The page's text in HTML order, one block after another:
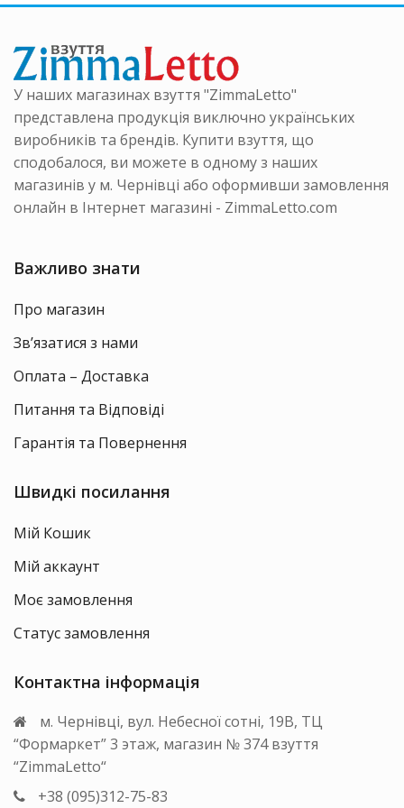
У наших магазинах взуття "ZimmaLetto"
представлена продукція виключно українських
виробників та брендів. Купити взуття, що
сподобалося, ви можете в одному з наших
магазинів у м. Чернівці або оформивши замовлення
онлайн в Інтернет магазині - ZimmaLetto.com
Важливо знати
Про магазин
Зв’язатися з нами
Оплата – Доставка
Питання та Відповіді
Гарантія та Повернення
Швидкі посилання
Мій Кошик
Мій аккаунт
Моє замовлення
Статус замовлення
Контактна інформація
м. Чернівці, вул. Небесної сотні, 19В, ТЦ
“Формаркет” 3 этаж, магазин № 374 взуття
“ZimmaLetto“
+38 (095)312-75-83